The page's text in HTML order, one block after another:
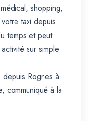
shopping,
taxi depuis
temps et peut
sur simple
depuis Rognes à
communiqué à la